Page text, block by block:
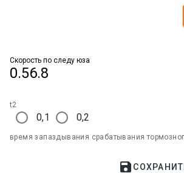
Скорость по следу юза
0.56.8
t2
0,1 0,2
время запаздывания срабатывания
